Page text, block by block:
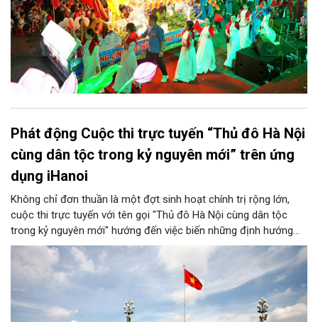
Phát động Cuộc thi trực tuyến “Thủ đô Hà Nội
cùng dân tộc trong kỷ nguyên mới” trên ứng
dụng iHanoi
Không chỉ đơn thuần là một đợt sinh hoạt chính trị rộng lớn,
cuộc thi trực tuyến với tên gọi "Thủ đô Hà Nội cùng dân tộc
trong kỷ nguyên mới" hướng đến việc biến những định hướng
chiến lược trong Nghị quyết số 02-NQ/TW của Bộ Chính trị
thành niềm tin, thành nhận thức chung của mỗi người dân.